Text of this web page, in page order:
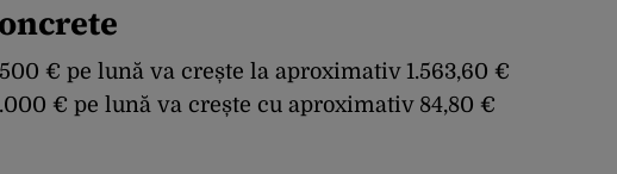
€ pe lună va crește la aproximativ 1.563,60 €
€ pe lună va crește cu aproximativ 84,80 €